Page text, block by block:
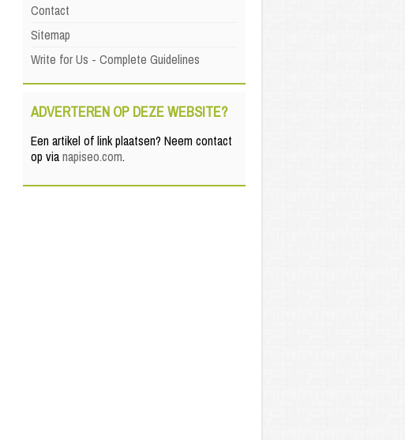
Contact
Sitemap
Write for Us - Complete Guidelines
ADVERTEREN OP DEZE WEBSITE?
Een artikel of link plaatsen? Neem contact
op vianapiseo.com.